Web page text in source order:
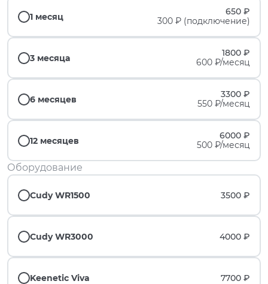
1 месяц
650 ₽
300 ₽ (подключение)
3 месяца
1800 ₽
600 ₽/месяц
6 месяцев
3300 ₽
550 ₽/месяц
12 месяцев
6000 ₽
500 ₽/месяц
Оборудование
Cudy WR1500 3500 ₽
Cudy WR3000 4000 ₽
Keenetic Viva 7700 ₽